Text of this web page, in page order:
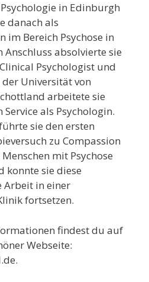
Psychologie in Edinburgh
danach als
im Bereich Psychose in
absolvierte sie
Psychologist und
Universität von
arbeitete sie
als Psychologin.
sie den ersten
zu Compassion
mit Psychose
konnte sie diese
in einer
fortsetzen.
findest du auf
Webseite: